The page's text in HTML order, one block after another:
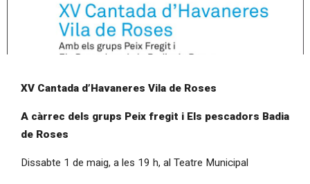
XV Cantada d’Havaneres Vila de Roses
A càrrec dels grups Peix fregit i Els pescadors Badia
de Roses
Dissabte 1 de maig, a les 19 h, al Teatre Municipal